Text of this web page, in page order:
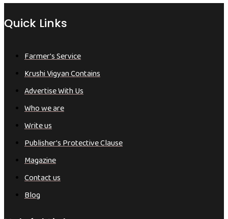
Quick Links
Farmer's Service
Krushi Vigyan Contains
Advertise With Us
Who we are
Write us
Publisher's Protective Clause
Magazine
Contact us
Blog